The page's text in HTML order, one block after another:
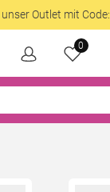
Outlet mit Code:
0